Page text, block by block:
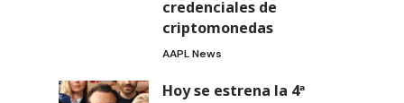
credenciales de
criptomonedas
AAPL News
Hoy se estrena la 4ª